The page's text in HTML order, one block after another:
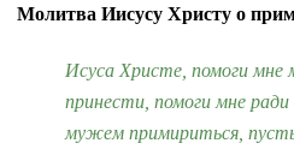
Молитва Иисусу Христу о
Исуса Христе, помоги мне
принести, помоги мне ради
мужем примириться,